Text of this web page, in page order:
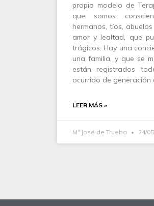
propio modelo de
que somos
hermanos, tíos,
amor y lealtad, que
trágicos. Hay una
una familia, y que se
están registrados
ocurrido de generación
LEER MÁS »
Mª José de Trueba 24/